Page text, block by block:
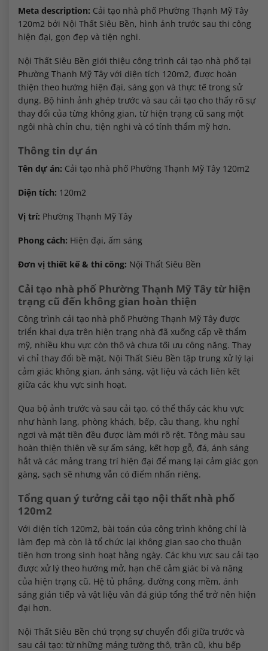
Meta description: Cải tạo nhà phố Phường Thạnh Mỹ Tây
120m2 bởi Nội Thất Siêu Bền, hình ảnh trước sau thi công
hiện đại, gọn đẹp và tiện nghi.
Nội Thất Siêu Bền giới thiệu công trình cải tạo nhà phố tại
Phường Thạnh Mỹ Tây với diện tích 120m2, được hoàn
thiện theo hướng hiện đại, sáng gọn và thực tế trong sử
dụng. Bộ hình ảnh ghép trước và sau cải tạo cho thấy rõ sự
thay đổi của từng không gian, từ hiện trạng cũ sang một
ngôi nhà chỉn chu, tiện nghi và có tính thẩm mỹ hơn.
Thông tin dự án
Tên dự án: Cải tạo nhà phố Phường Thạnh Mỹ Tây 120m2
Diện tích: 120m2
Vị trí: Phường Thạnh Mỹ Tây
Phong cách: Hiện đại, ấm sáng
Đơn vị thiết kế & thi công: Nội Thất Siêu Bền
Cải tạo nhà phố Phường Thạnh Mỹ Tây từ hiện
trạng cũ đến không gian hoàn thiện
Công trình cải tạo nhà phố Phường Thạnh Mỹ Tây được
triển khai dựa trên hiện trạng nhà đã xuống cấp về thẩm
mỹ, nhiều khu vực còn thô và chưa tối ưu công năng. Thay
vì chỉ thay đổi bề mặt, Nội Thất Siêu Bền tập trung xử lý lại
cảm giác không gian, ánh sáng, vật liệu và cách liên kết
giữa các khu vực sinh hoạt.
Qua bộ ảnh trước và sau cải tạo, có thể thấy các khu vực
như hành lang, phòng khách, bếp, cầu thang, khu nghỉ
ngơi và mặt tiền đều được làm mới rõ rệt. Tông màu sau
hoàn thiện thiên về sự ấm sáng, kết hợp gỗ, đá, ánh sáng
hắt và các mảng trang trí hiện đại để mang lại cảm giác gọn
gàng, sạch sẽ nhưng vẫn có điểm nhấn riêng.
Tổng quan ý tưởng cải tạo nội thất nhà phố
120m2
Với diện tích 120m2, bài toán của công trình không chỉ là
làm đẹp mà còn là tổ chức lại không gian sao cho thuận
tiện hơn trong sinh hoạt hằng ngày. Các khu vực sau cải tạo
được xử lý theo hướng mở, hạn chế cảm giác bí và nặng
của hiện trạng cũ. Hệ tủ phẳng, đường cong mềm, ánh
sáng gián tiếp và vật liệu vân đá giúp tổng thể trở nên hiện
đại hơn.
Nội Thất Siêu Bền chú trọng sự chuyển đổi giữa trước và
sau cải tạo: từ những mảng tường thô, trần cũ, khu bếp